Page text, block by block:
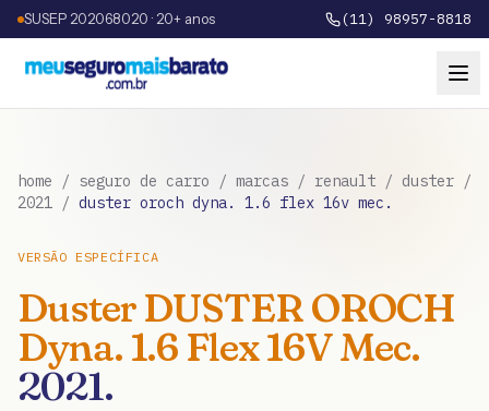
SUSEP 202068020 · 20+ anos (11) 98957-8818
home / seguro de carro / marcas / renault / duster /
2021 / duster oroch dyna. 1.6 flex 16v mec.
VERSÃO ESPECÍFICA
DusterDUSTER OROCH
Dyna. 1.6 Flex 16V Mec.
2021.